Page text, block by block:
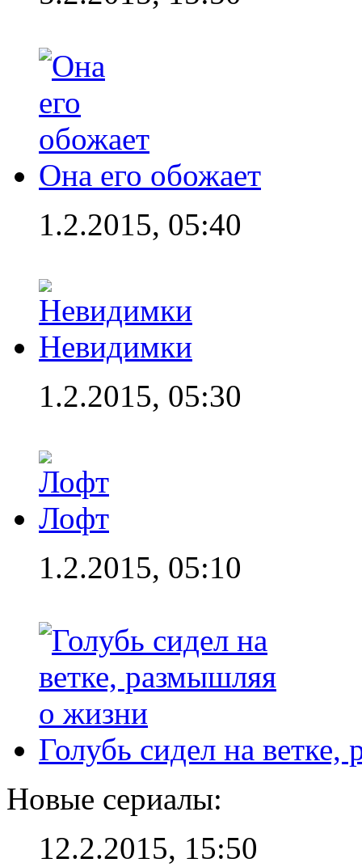
Она его обожает
1.2.2015, 05:40
Невидимки
1.2.2015, 05:30
Лофт
1.2.2015, 05:10
Голубь сидел на
Новые сериалы:
12.2.2015, 15:50